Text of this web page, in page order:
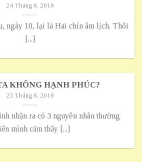
24 Tháng 8, 2018
ngày 10, lại là Hai chín âm lịch. Thôi
[...]
KHÔNG HẠNH PHÚC?
23 Tháng 8, 2018
nhận ra có 3 nguyên nhân thường
mình cảm thấy [...]